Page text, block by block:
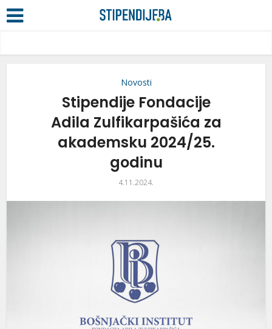
Novosti
Stipendije Fondacije
Adila Zulfikarpašića za
akademsku 2024/25.
godinu
4.11.2024.